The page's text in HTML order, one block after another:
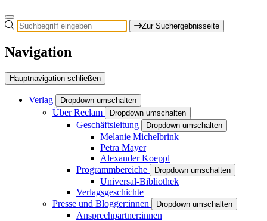
Zur Suchergebnisseite
Navigation
Hauptnavigation schließen
Verlag Dropdown umschalten
Über Reclam Dropdown umschalten
Geschäftsleitung Dropdown umschalten
Melanie Michelbrink
Petra Mayer
Alexander Koeppl
Programmbereiche
Dropdown umschalten
Universal-Bibliothek
Verlagsgeschichte
Presse und Blogger:innen
Dropdown umschalten
Ansprechpartner:innen